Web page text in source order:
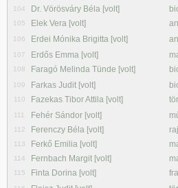
104 Dr. Vörösváry Béla [volt]
105 Elek Vera [volt]
106 Erdei Mónika Brigitta [volt]
107 Erdős Emma [volt]
108 Faragó Melinda Tünde [volt]
109 Farkas Judit [volt]
110 Fazekas Tibor Attila [volt]
111 Fehér Sándor [volt]
112 Ferenczy Béla [volt]
113 Ferkő Emilia [volt]
114 Fernbach Margit [volt]
115 Finta Dorina [volt]